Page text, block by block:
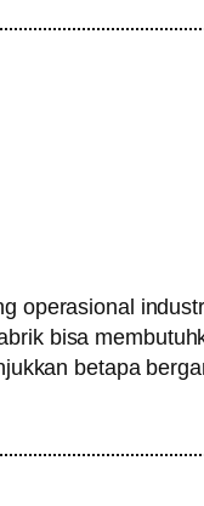
operasional
bisa
betapa